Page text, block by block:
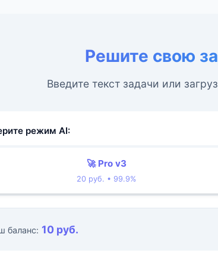
Решите свою
Введите текст задачи или
режим AI:
🚀 Pro v3
20 руб. • 99.9%
баланс: 10 руб.